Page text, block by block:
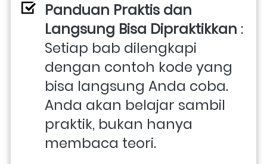
Panduan Praktis dan
Langsung Bisa Dipraktikkan :
Setiap bab dilengkapi
dengan contoh kode yang
bisa langsung Anda coba.
Anda akan belajar sambil
praktik, bukan hanya
membaca teori.